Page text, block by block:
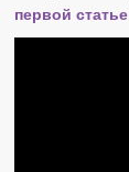
первой статье